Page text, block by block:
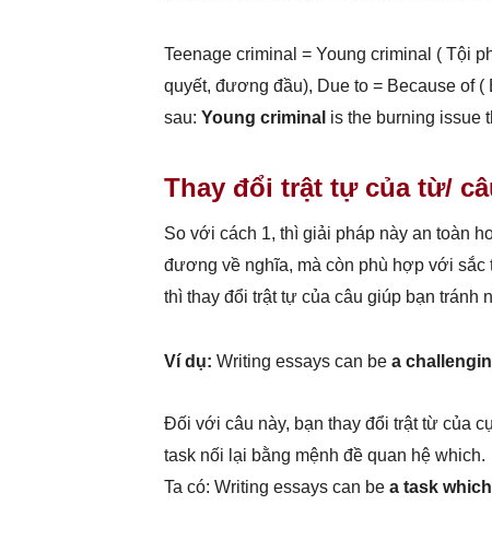
Teenage criminal = Young criminal ( Tội
quyết, đương đầu), Due to = Because of
sau: Young criminal is the burning issue
Thay đổi trật tự của từ/
So với cách 1, thì giải pháp này an toàn
đương về nghĩa, mà còn phù hợp với sắc
thì thay đổi trật tự của câu giúp bạn tránh
Ví dụ: Writing essays can be a
Đối với câu này, bạn thay đổi trật từ của
task nối lại bằng mệnh đề quan hệ which.
Ta có: Writing essays can be a task